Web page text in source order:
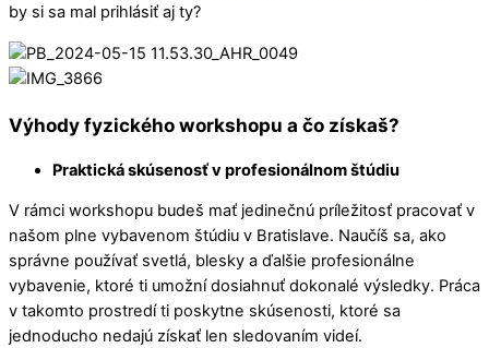
by si sa mal prihlásiť aj ty?
Výhody fyzického workshopu a čo získaš?
Praktická skúsenosť v profesionálnom štúdiu
V rámci workshopu budeš mať jedinečnú príležitosť pracovať v
našom plne vybavenom štúdiu v Bratislave. Naučíš sa, ako
správne používať svetlá, blesky a ďalšie profesionálne
vybavenie, ktoré ti umožní dosiahnuť dokonalé výsledky. Práca
v takomto prostredí ti poskytne skúsenosti, ktoré sa
jednoducho nedajú získať len sledovaním videí.